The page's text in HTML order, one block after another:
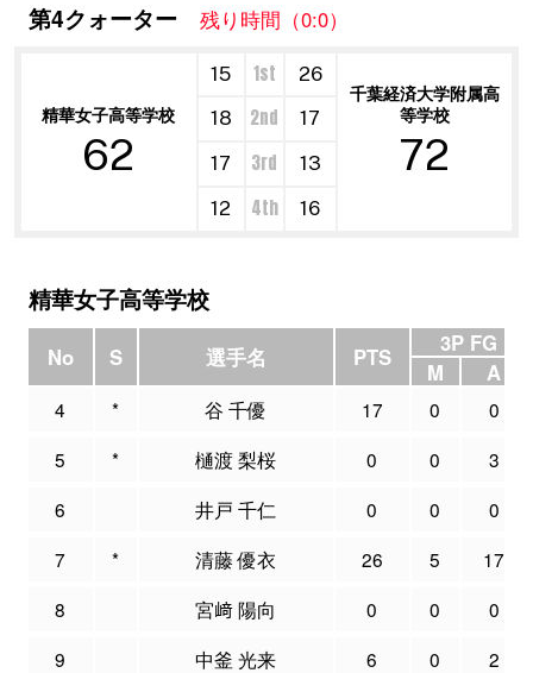
第4クォーター 残り時間（0:0）
精華女子高等学校
62
15 1st 26
千葉経済大学附属高
等学校
72
18 2nd
17
17
3rd
13
12
4th 16
精華女子高等学校
No S 選手名 PTS
3P FG
M
A
4 * 谷 千優 17 0
0
5
* 樋渡 梨桜 0 0
3
6
井戸 千仁 0 0
0
7
* 清藤 優衣 26 5
17
8
宮﨑 陽向 0 0
0
9
中釜 光来 6 0
2